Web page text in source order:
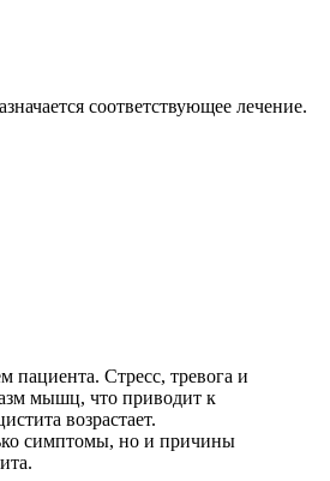
соответствующее лечение.
пациента. Стресс, тревога и
мышц, что приводит к
возрастает.
симптомы, но и причины